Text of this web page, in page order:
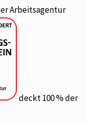
Arbeitsagentur
deckt 100 % der